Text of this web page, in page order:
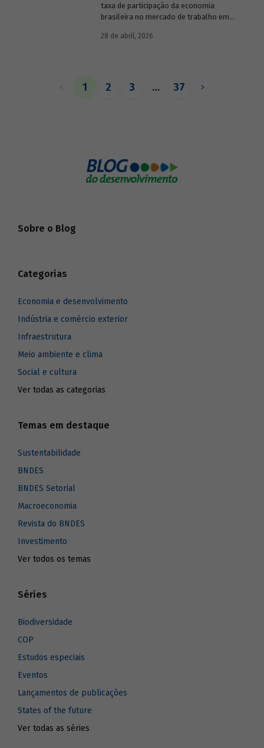
taxa de participação da economia
brasileira no mercado de trabalho em
países de diferentes continentes e
28 de abril, 2026
1 2 3 … 37
Sobre o Blog
Categorias
Economia e desenvolvimento
Indústria e comércio exterior
Infraestrutura
Meio ambiente e clima
Social e cultura
Ver todas as categorias
Temas em destaque
Sustentabilidade
BNDES
BNDES Setorial
Macroeconomia
Revista do BNDES
Investimento
Ver todos os temas
Séries
Biodiversidade
COP
Estudos especiais
Eventos
Lançamentos de publicações
States of the future
Ver todas as séries